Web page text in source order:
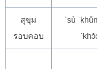
สุขุม
รอบคอบ
ˈsù